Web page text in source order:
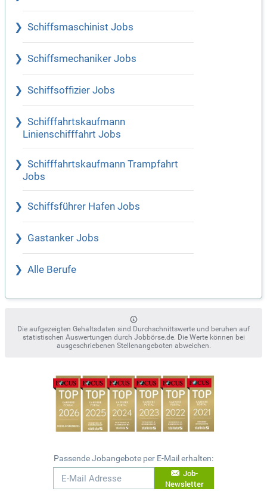
Schiffsmaschinist Jobs
Schiffsmechaniker Jobs
Schiffsoffizier Jobs
Schifffahrtskaufmann
Linienschifffahrt Jobs
Schifffahrtskaufmann Trampfahrt
Jobs
Schiffsführer Hafen Jobs
Gastanker Jobs
Alle Berufe
Die aufgezeigten Gehaltsdaten sind Durchschnittswerte und beruhen auf
statistischen Auswertungen durch Jobbörse.de. Die Werte können bei
ausgeschriebenen Stellenangeboten abweichen.
Passende Jobangebote per E-Mail erhalten:
Job-
Newsletter